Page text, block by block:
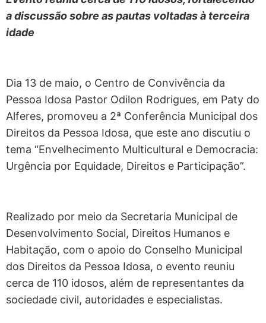
a discussão sobre as pautas voltadas à terceira
idade
Dia 13 de maio, o Centro de Convivência da
Pessoa Idosa Pastor Odilon Rodrigues, em Paty do
Alferes, promoveu a 2ª Conferência Municipal dos
Direitos da Pessoa Idosa, que este ano discutiu o
tema “Envelhecimento Multicultural e Democracia:
Urgência por Equidade, Direitos e Participação”.
Realizado por meio da Secretaria Municipal de
Desenvolvimento Social, Direitos Humanos e
Habitação, com o apoio do Conselho Municipal
dos Direitos da Pessoa Idosa, o evento reuniu
cerca de 110 idosos, além de representantes da
sociedade civil, autoridades e especialistas.